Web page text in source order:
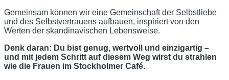
Gemeinsam können wir eine Gemeinschaft der Selbstliebe
und des Selbstvertrauens aufbauen, inspiriert von den
Werten der skandinavischen Lebensweise.
Denk daran: Du bist genug, wertvoll und einzigartig –
und mit jedem Schritt auf diesem Weg wirst du strahlen
wie die Frauen im Stockholmer Café.